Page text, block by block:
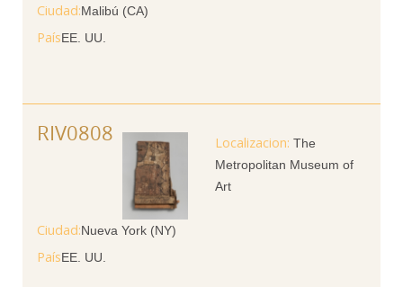
Ciudad Malibú (CA)
PaísEE. UU.
RIV0808
The
Metropolitan Museum of
Art
Ciudad Nueva York (NY)
PaísEE. UU.